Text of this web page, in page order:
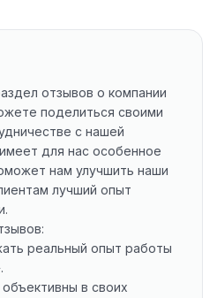
отзывов о компании
поделиться своими
с нашей
для нас особенное
нам улучшить наши
лучший опыт
реальный опыт работы
в своих